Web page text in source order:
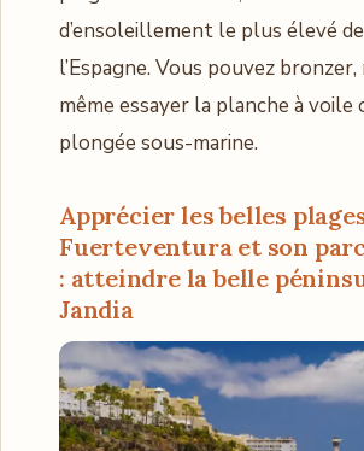
d’ensoleillement le plus élevé
l’Espagne. Vous pouvez
même essayer la planche à voile
plongée sous-marine.
Apprécier les belles
Fuerteventura et son
: atteindre la belle
Jandia